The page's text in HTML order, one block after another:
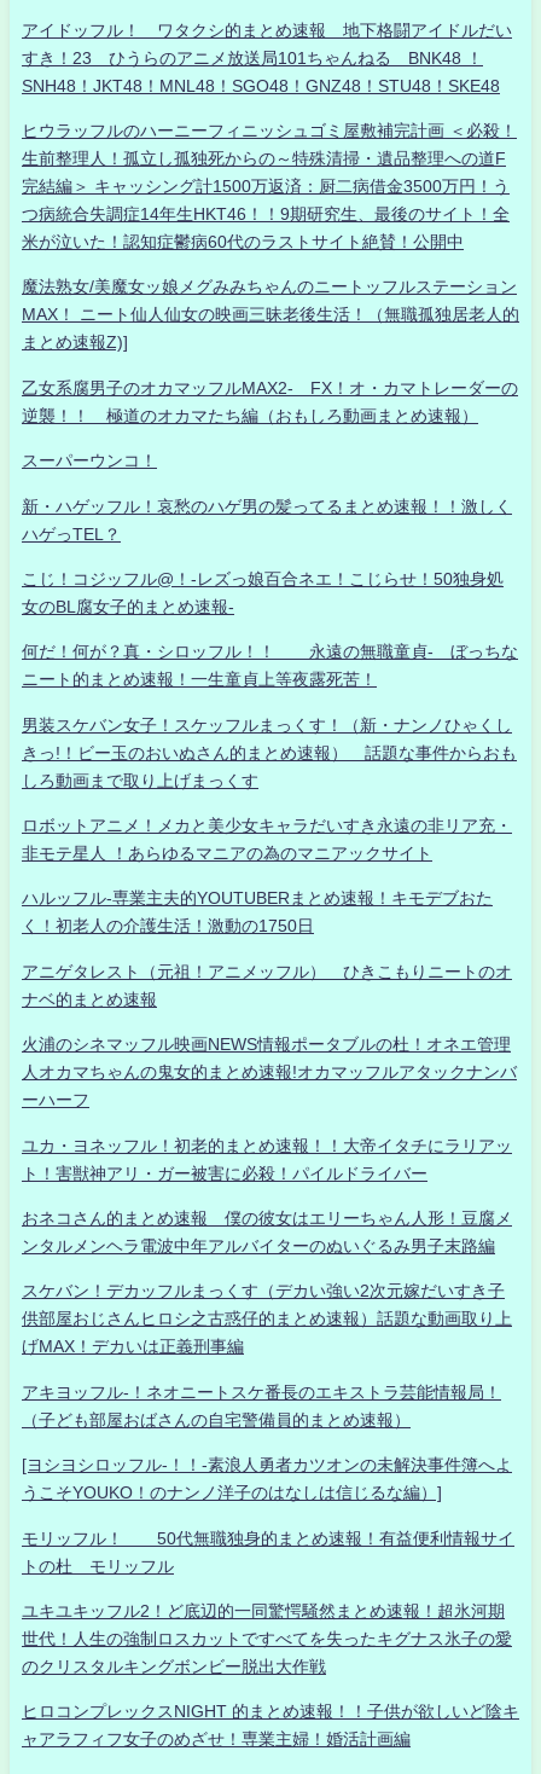
アイドッフル！ ワタクシ的まとめ速報 地下格闘アイドルだい
すき！23 ひうらのアニメ放送局101ちゃんねる BNK48 ！
SNH48！JKT48！MNL48！SGO48！GNZ48！STU48！SKE48
ヒウラッフルのハーニーフィニッシュゴミ屋敷補完計画 ＜必殺！
生前整理人！孤立し孤独死からの～特殊清掃・遺品整理への道F
完結編＞ キャッシング計1500万返済：厨二病借金3500万円！う
つ病統合失調症14年生HKT46！！9期研究生、最後のサイト！全
米が泣いた！認知症鬱病60代のラストサイト絶賛！公開中
魔法熟女/美魔女ッ娘メグみみちゃんのニートッフルステーション
MAX！ ニート仙人仙女の映画三昧老後生活！（無職孤独居老人的
まとめ速報Z)]
乙女系腐男子のオカマッフルMAX2- FX！オ・カマトレーダーの
逆襲！！ 極道のオカマたち編（おもしろ動画まとめ速報）
スーパーウンコ！
新・ハゲッフル！哀愁のハゲ男の髪ってるまとめ速報！！激しく
ハゲっTEL？
こじ！コジッフル@！-レズっ娘百合ネエ！こじらせ！50独身処
女のBL腐女子的まとめ速報-
何だ！何が？真・シロッフル！！ 永遠の無職童貞- ぼっちな
ニート的まとめ速報！一生童貞上等夜露死苦！
男装スケバン女子！スケッフルまっくす！（新・ナンノひゃくし
きっ!！ビー玉のおいぬさん的まとめ速報） 話題な事件からおも
しろ動画まで取り上げまっくす
ロボットアニメ！メカと美少女キャラだいすき永遠の非リア充・
非モテ星人 ！あらゆるマニアの為のマニアックサイト
ハルッフル-専業主夫的YOUTUBERまとめ速報！キモデブおた
く！初老人の介護生活！激動の1750日
アニゲタレスト（元祖！アニメッフル） ひきこもりニートのオ
ナベ的まとめ速報
火浦のシネマッフル映画NEWS情報ポータブルの杜！オネエ管理
人オカマちゃんの鬼女的まとめ速報!オカマッフルアタックナンバ
ーハーフ
ユカ・ヨネッフル！初老的まとめ速報！！大帝イタチにラリアッ
ト！害獣神アリ・ガー被害に必殺！パイルドライバー
おネコさん的まとめ速報 僕の彼女はエリーちゃん人形！豆腐メ
ンタルメンヘラ電波中年アルバイターのぬいぐるみ男子末路編
スケバン！デカッフルまっくす（デカい強い2次元嫁だいすき子
供部屋おじさんヒロシ之古惑仔的まとめ速報）話題な動画取り上
げMAX！デカいは正義刑事編
アキヨッフル-！ネオニートスケ番長のエキストラ芸能情報局！
（子ども部屋おばさんの自宅警備員的まとめ速報）
[ヨシヨシロッフル-！！-素浪人勇者カツオンの未解決事件簿へよ
うこそYOUKO！のナンノ洋子のはなしは信じるな編）]
モリッフル！ 50代無職独身的まとめ速報！有益便利情報サイ
トの杜 モリッフル
ユキユキッフル2！ど底辺的一同驚愕騒然まとめ速報！超氷河期
世代！人生の強制ロスカットですべてを失ったキグナス氷子の愛
のクリスタルキングボンビー脱出大作戦
ヒロコンプレックスNIGHT 的まとめ速報！！子供が欲しいど陰キ
ャアラフィフ女子のめざせ！専業主婦！婚活計画編